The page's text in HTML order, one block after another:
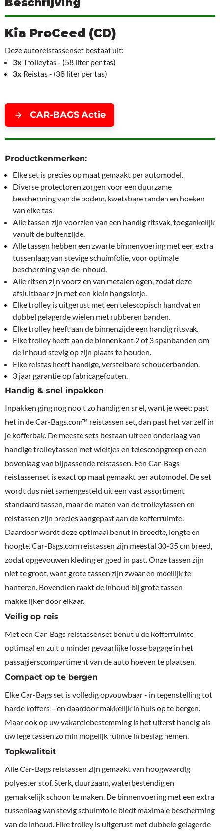
Beschrijving
Kia ProCeed (CD)
Deze autoreistassenset bestaat uit:
3x Trolleytas - (58 liter per tas)
3x Reistas - (38 liter per tas)
CAR-BAGS Actie
Productkenmerken:
Elke set is precies op maat gemaakt per automodel.
Diverse protectoren zorgen voor een duurzame
bescherming van de bodem, kwetsbare randen en hoeken
van elke tas.
Alle tassen zijn voorzien van een handig ritsvak, toegankelijk
vanuit de buitenzijde.
Alle tassen hebben een zwarte binnenvoering met een extra
tussenlaag van stevige schuimfolie, voor optimale
bescherming van de inhoud.
Alle ritsen zijn voorzien van metalen ogen, zodat deze
afsluitbaar zijn met een klein hangslotje.
Elke trolley is uitgerust met een telescopisch handvat en
dubbel gelagerde wielen met rubberen banden.
Elke trolley heeft aan de binnenzijde een handig ritsvak.
Elke trolley heeft aan de binnenkant 2 of 3 spanbanden om
de inhoud stevig op zijn plaats te houden.
Elke reistas heeft handige, verstelbare schouderbanden.
3 jaar garantie op fabricagefouten.
Handig & snel inpakken
Inpakken ging nog nooit zo handig en snel, want je weet: past
het in de Car-Bags.com™ reistassen set, dan past het vanzelf in
je kofferbak. De meeste sets bestaan uit een onderlaag van
handige trolleytassen met wieltjes en telescoopgreep en een
bovenlaag van bijpassende reistassen. Een Car-Bags
reistassenset is exact op maat gemaakt per automodel. De set
wordt dus niet samengesteld uit een vast assortiment
standaard tassen, maar de maten van de trolleytassen en
reistassen zijn precies aangepast aan de kofferruimte.
Daardoor wordt deze optimaal benut in breedte, lengte en
hoogte. Car-Bags.com reistassen zijn meestal 30-35 cm breed,
zodat opgevouwen kleding er goed in past. Onze tassen zijn
niet te groot, want grote tassen zijn zwaar en moeilijk te
hanteren. Bovendien raakt de inhoud bij grote tassen
makkelijker door elkaar.
Veilig op reis
Met een Car-Bags reistassenset benut u de kofferruimte
optimaal en zult u minder gevaarlijke losse bagage in het
passagierscompartiment van de auto hoeven te plaatsen.
Compact op te bergen
Elke Car-Bags set is volledig opvouwbaar - in tegenstelling tot
harde koffers – en daardoor makkelijk in huis op te bergen.
Maar ook op uw vakantiebestemming is het uiterst handig als
uw lege tassen zo min mogelijk ruimte in beslag nemen.
Topkwaliteit
Alle Car-Bags reistassen zijn gemaakt van hoogwaardig
polyester stof. Sterk, duurzaam, waterbestendig en
gemakkelijk schoon te maken. De binnenvoering met een extra
tussenlaag van stevig schuimfolie biedt maximale bescherming
van de inhoud. Elke trolley is uitgerust met dubbele gelagerde